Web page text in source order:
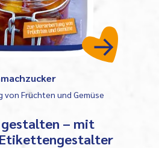
von Früchten und Gemüse
– mit